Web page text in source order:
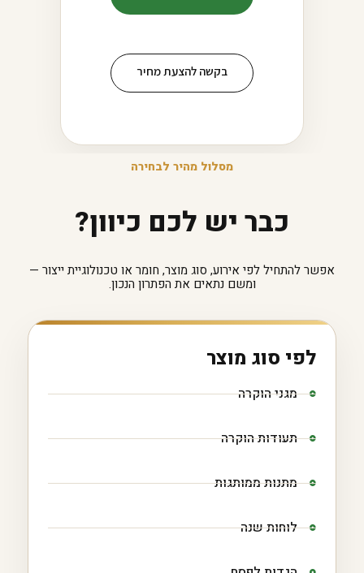
בקשה להצעת מחיר
מסלול מהיר לבחירה
כבר יש לכם כיוון?
אפשר להתחיל לפי אירוע, סוג מוצר, חומר או טכנולוגיית ייצור —
ומשם נתאים את הפתרון הנכון.
לפי סוג מוצר
מגני הוקרה
תעודות הוקרה
מתנות ממותגות
לוחות שנה